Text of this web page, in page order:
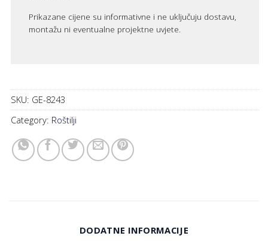
Prikazane cijene su informativne i ne uključuju dostavu,
montažu ni eventualne projektne uvjete.
SKU: GE-8243
Category: Roštilji
DODATNE INFORMACIJE